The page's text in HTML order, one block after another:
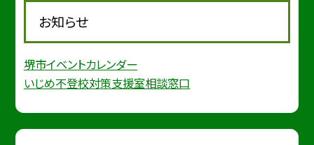
お知らせ
堺市イベントカレンダー
いじめ不登校対策支援室相談窓口